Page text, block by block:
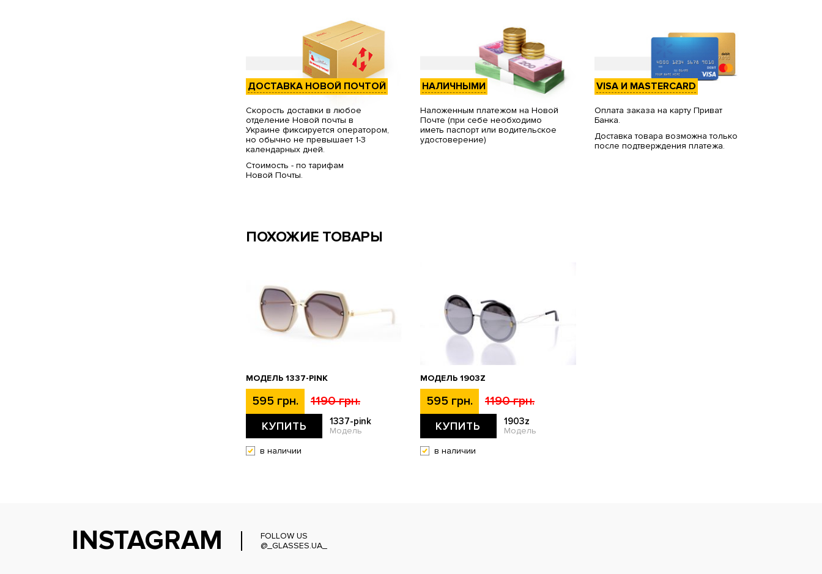
ДОСТАВКА НОВОЙ ПОЧТОЙ
Скорость доставки в любое
отделение Новой почты в
Украине фиксируется оператором,
но обычно не превышает 1-3
календарных дней.
Стоимость - по тарифам
Новой Почты.
НАЛИЧНЫМИ
Наложенным платежом на Новой
Почте (при себе необходимо
иметь паспорт или водительское
удостоверение)
VISA И MASTERCARD
Оплата заказа на карту Приват
Банка.
Доставка товара возможна только
после подтверждения платежа.
ПОХОЖИЕ ТОВАРЫ
МОДЕЛЬ 1337-PINK
595 грн. 1190 грн.
КУПИТЬ 1337-pink
Модель
в наличии
МОДЕЛЬ 1903Z
595 грн. 1190 грн.
КУПИТЬ 1903z
Модель
в наличии
INSTAGRAM
FOLLOW US
@_GLASSES.UA_